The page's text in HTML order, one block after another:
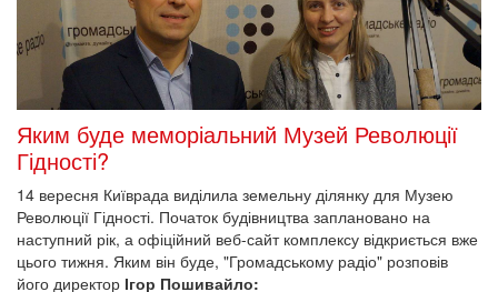
13 вересня 2017 року, перебуваючи з візитом у Львівсько-
Сокальської єпархії, Святійший Патріарх Київський і всієї Руси-
України Філарет відвідав і Дрогобицько-Самбірську
єпархію. Зокрема предстоятель прибув до
села Карачинів Яворівського району, де врочисто відкрив та
освятив па
2017-09-14 10:49